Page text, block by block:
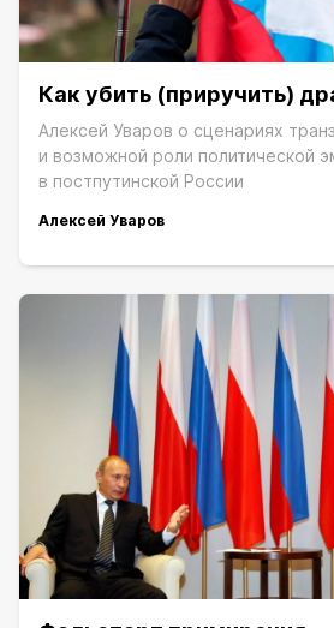
Как убить (приручить)
Алексей Уваров о сценариях
и возможной роли политической
в постпутинской России
Алексей Уваров